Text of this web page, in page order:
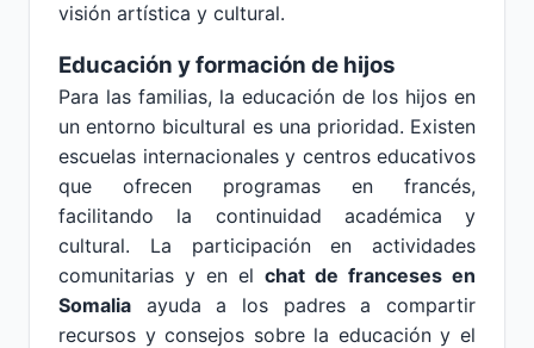
visión artística y cultural.
Educación y formación de hijos
Para las familias, la educación de los hijos en
un entorno bicultural es una prioridad. Existen
escuelas internacionales y centros educativos
que ofrecen programas en francés,
facilitando la continuidad académica y
cultural. La participación en actividades
comunitarias y en el chat de franceses en
Somalia ayuda a los padres a compartir
recursos y consejos sobre la educación y el